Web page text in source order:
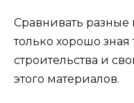
Сравнивать
только хорошо
строительства и
этого материалов.